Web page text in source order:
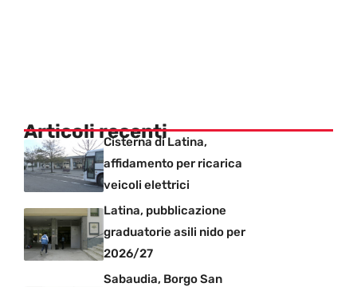
Articoli recenti
Cisterna di Latina,
affidamento per ricarica
veicoli elettrici
Latina, pubblicazione
graduatorie asili nido per
2026/27
Sabaudia, Borgo San